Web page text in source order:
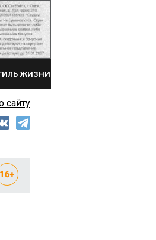
ЖИЗНИ
сайту